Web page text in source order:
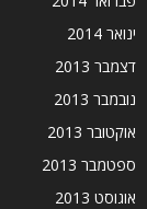
ינואר 2014
דצמבר 2013
נובמבר 2013
אוקטובר 2013
ספטמבר 2013
אוגוסט 2013